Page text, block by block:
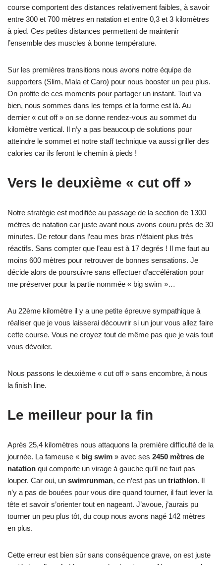
course comportent des distances relativement faibles, à savoir
entre 300 et 700 mètres en natation et entre 0,3 et 3 kilomètres
à pied. Ces petites distances permettent de maintenir
l’ensemble des muscles à bonne température.
Sur les premières transitions nous avons notre équipe de
supporters (Slim, Mala et Caro) pour nous booster un peu plus.
On profite de ces moments pour partager un instant. Tout va
bien, nous sommes dans les temps et la forme est là. Au
dernier « cut off » on se donne rendez-vous au sommet du
kilomètre vertical. Il n’y a pas beaucoup de solutions pour
atteindre le sommet et notre staff technique va aussi griller des
calories car ils feront le chemin à pieds !
Vers le deuxième « cut off »
Notre stratégie est modifiée au passage de la section de 1300
mètres de natation car juste avant nous avons couru près de 30
minutes. De retour dans l’eau mes bras n’étaient plus très
réactifs. Sans compter que l’eau est à 17 degrés ! Il me faut au
moins 600 mètres pour retrouver de bonnes sensations. Je
décide alors de poursuivre sans effectuer d’accélération pour
me préserver pour la partie nommée « big swim »…
Au 22ème kilomètre il y a une petite épreuve sympathique à
réaliser que je vous laisserai découvrir si un jour vous allez faire
cette course. Vous ne croyez tout de même pas que je vais tout
vous dévoiler.
Nous passons le deuxième « cut off » sans encombre, à nous
la finish line.
Le meilleur pour la fin
Après 25,4 kilomètres nous attaquons la première difficulté de la
journée. La fameuse « big swim » avec ses 2450 mètres de
natation qui comporte un virage à gauche qu’il ne faut pas
louper. Car oui, un swimrunman, ce n’est pas un triathlon. Il
n’y a pas de bouées pour vous dire quand tourner, il faut lever la
tête et savoir s’orienter tout en nageant. J’avoue, j’aurais pu
tourner un peu plus tôt, du coup nous avons nagé 142 mètres
en plus.
Cette erreur est bien sûr sans conséquence grave, on est juste